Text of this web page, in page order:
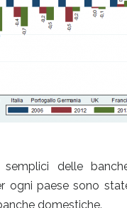
semplici delle
ogni paese sono
domestiche.